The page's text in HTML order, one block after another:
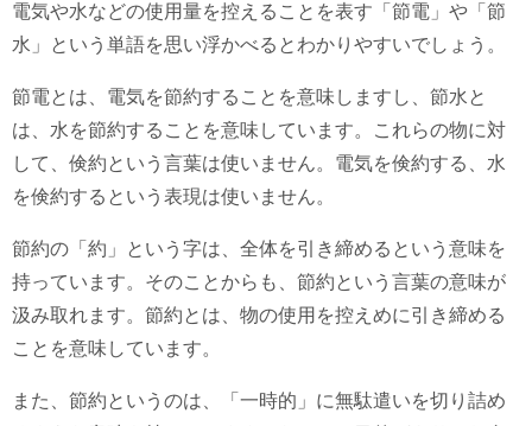
電気や水などの使用量を控えることを表す「節電」や「節
水」という単語を思い浮かべるとわかりやすいでしょう。
節電とは、電気を節約することを意味しますし、節水と
は、水を節約することを意味しています。これらの物に対
して、倹約という言葉は使いません。電気を倹約する、水
を倹約するという表現は使いません。
節約の「約」という字は、全体を引き締めるという意味を
持っています。そのことからも、節約という言葉の意味が
汲み取れます。節約とは、物の使用を控えめに引き締める
ことを意味しています。
また、節約というのは、「一時的」に無駄遣いを切り詰め